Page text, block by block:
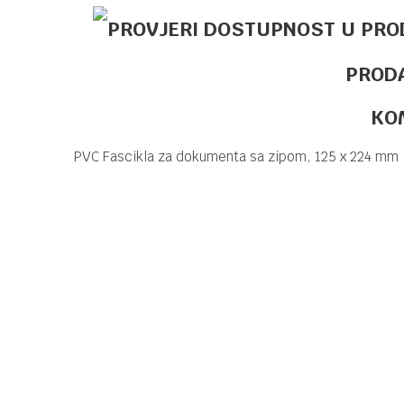
PVC Fascikla za dokumenta sa zipom, 125 x 224 mm